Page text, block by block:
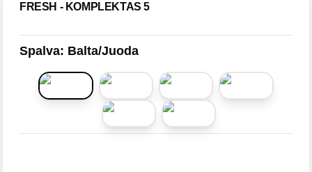
FRESH - KOMPLEKTAS 5
Spalva: Balta/Juoda